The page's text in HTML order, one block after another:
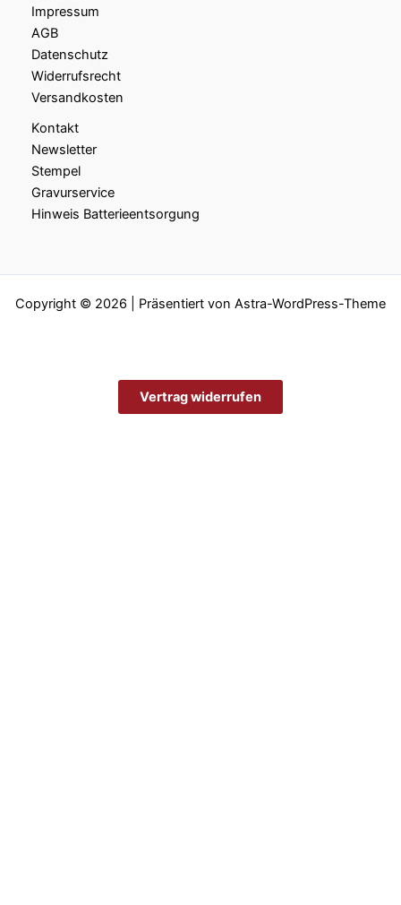
Impressum
AGB
Datenschutz
Widerrufsrecht
Versandkosten
Kontakt
Newsletter
Stempel
Gravurservice
Hinweis Batterieentsorgung
Copyright © 2026 | Präsentiert von Astra-WordPress-Theme
Vertrag widerrufen